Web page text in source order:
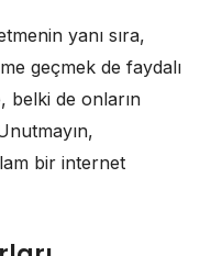
yanı sıra,
geçmek de faydalı
belki de onların
bir internet